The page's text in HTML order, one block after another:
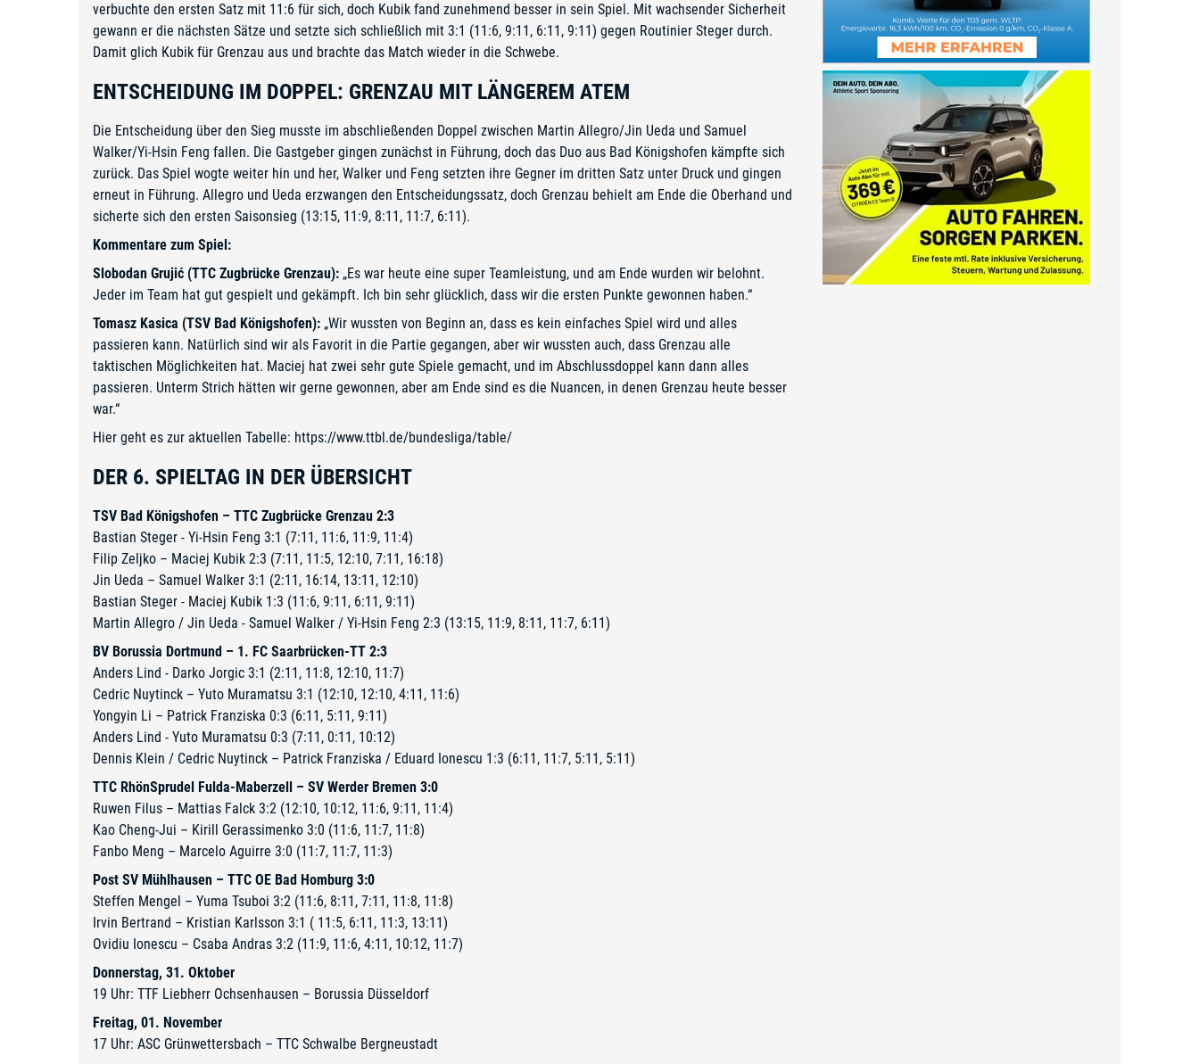
verbuchte den ersten Satz mit 11:6 für sich, doch Kubik fand zunehmend besser in sein Spiel. Mit wachsender Sicherheit
gewann er die nächsten Sätze und setzte sich schließlich mit 3:1 (11:6, 9:11, 6:11, 9:11) gegen Routinier Steger durch.
Damit glich Kubik für Grenzau aus und brachte das Match wieder in die Schwebe.
ENTSCHEIDUNG IM DOPPEL: GRENZAU MIT LÄNGEREM ATEM
Die Entscheidung über den Sieg musste im abschließenden Doppel zwischen Martin Allegro/Jin Ueda und Samuel
Walker/Yi-Hsin Feng fallen. Die Gastgeber gingen zunächst in Führung, doch das Duo aus Bad Königshofen kämpfte sich
zurück. Das Spiel wogte weiter hin und her, Walker und Feng setzten ihre Gegner im dritten Satz unter Druck und gingen
erneut in Führung. Allegro und Ueda erzwangen den Entscheidungssatz, doch Grenzau behielt am Ende die Oberhand und
sicherte sich den ersten Saisonsieg (13:15, 11:9, 8:11, 11:7, 6:11).
Kommentare zum Spiel:
Slobodan Grujić (TTC Zugbrücke Grenzau): „Es war heute eine super Teamleistung, und am Ende wurden wir belohnt.
Jeder im Team hat gut gespielt und gekämpft. Ich bin sehr glücklich, dass wir die ersten Punkte gewonnen haben.“
Tomasz Kasica (TSV Bad Königshofen): „Wir wussten von Beginn an, dass es kein einfaches Spiel wird und alles
passieren kann. Natürlich sind wir als Favorit in die Partie gegangen, aber wir wussten auch, dass Grenzau alle
taktischen Möglichkeiten hat. Maciej hat zwei sehr gute Spiele gemacht, und im Abschlussdoppel kann dann alles
passieren. Unterm Strich hätten wir gerne gewonnen, aber am Ende sind es die Nuancen, in denen Grenzau heute besser
war.“
Hier geht es zur aktuellen Tabelle: https://www.ttbl.de/bundesliga/table/
DER 6. SPIELTAG IN DER ÜBERSICHT
TSV Bad Königshofen – TTC Zugbrücke Grenzau 2:3
Bastian Steger - Yi-Hsin Feng 3:1 (7:11, 11:6, 11:9, 11:4)
Filip Zeljko – Maciej Kubik 2:3 (7:11, 11:5, 12:10, 7:11, 16:18)
Jin Ueda – Samuel Walker 3:1 (2:11, 16:14, 13:11, 12:10)
Bastian Steger - Maciej Kubik 1:3 (11:6, 9:11, 6:11, 9:11)
Martin Allegro / Jin Ueda - Samuel Walker / Yi-Hsin Feng 2:3 (13:15, 11:9, 8:11, 11:7, 6:11)
BV Borussia Dortmund – 1. FC Saarbrücken-TT 2:3
Anders Lind - Darko Jorgic 3:1 (2:11, 11:8, 12:10, 11:7)
Cedric Nuytinck – Yuto Muramatsu 3:1 (12:10, 12:10, 4:11, 11:6)
Yongyin Li – Patrick Franziska 0:3 (6:11, 5:11, 9:11)
Anders Lind - Yuto Muramatsu 0:3 (7:11, 0:11, 10:12)
Dennis Klein / Cedric Nuytinck – Patrick Franziska / Eduard Ionescu 1:3 (6:11, 11:7, 5:11, 5:11)
TTC RhönSprudel Fulda-Maberzell – SV Werder Bremen 3:0
Ruwen Filus – Mattias Falck 3:2 (12:10, 10:12, 11:6, 9:11, 11:4)
Kao Cheng-Jui – Kirill Gerassimenko 3:0 (11:6, 11:7, 11:8)
Fanbo Meng – Marcelo Aguirre 3:0 (11:7, 11:7, 11:3)
Post SV Mühlhausen – TTC OE Bad Homburg 3:0
Steffen Mengel – Yuma Tsuboi 3:2 (11:6, 8:11, 7:11, 11:8, 11:8)
Irvin Bertrand – Kristian Karlsson 3:1 ( 11:5, 6:11, 11:3, 13:11)
Ovidiu Ionescu – Csaba Andras 3:2 (11:9, 11:6, 4:11, 10:12, 11:7)
Donnerstag, 31. Oktober
19 Uhr: TTF Liebherr Ochsenhausen – Borussia Düsseldorf
Freitag, 01. November
17 Uhr: ASC Grünwettersbach – TTC Schwalbe Bergneustadt